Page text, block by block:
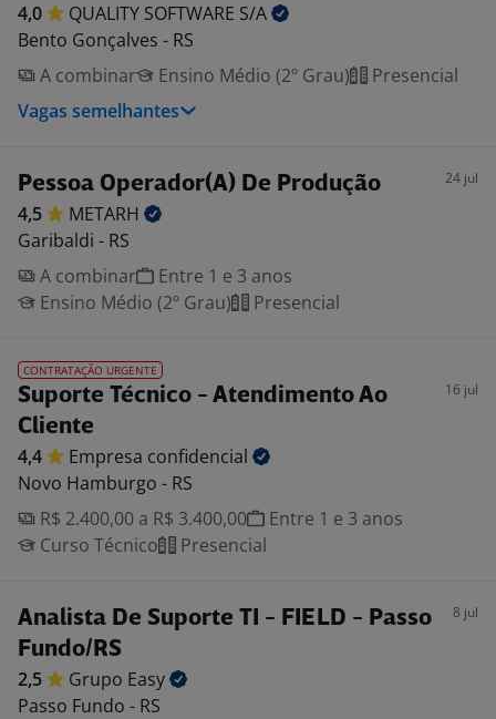
4,0 QUALITY SOFTWARE S/A
Bento Gonçalves - RS
A combinar
Ensino Médio (2º Grau)
Presencial
Vagas semelhantes
Pessoa Operador(A) De Produção 24 jul
4,5
METARH
Garibaldi - RS
A combinar
Entre 1 e 3 anos
Ensino Médio (2º Grau)
Presencial
CONTRATAÇÃO URGENTE
Suporte Técnico - Atendimento Ao
Cliente
16 jul
4,4 Empresa confidencial
Novo Hamburgo - RS
R$ 2.400,00 a R$ 3.400,00
Entre 1 e 3 anos
Curso Técnico
Presencial
Analista De Suporte TI - FIELD - Passo
Fundo/RS
8 jul
2,5 Grupo Easy
Passo Fundo - RS